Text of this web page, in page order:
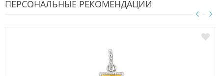
ПЕРСОНАЛЬНЫЕ РЕКОМЕНДАЦИИ